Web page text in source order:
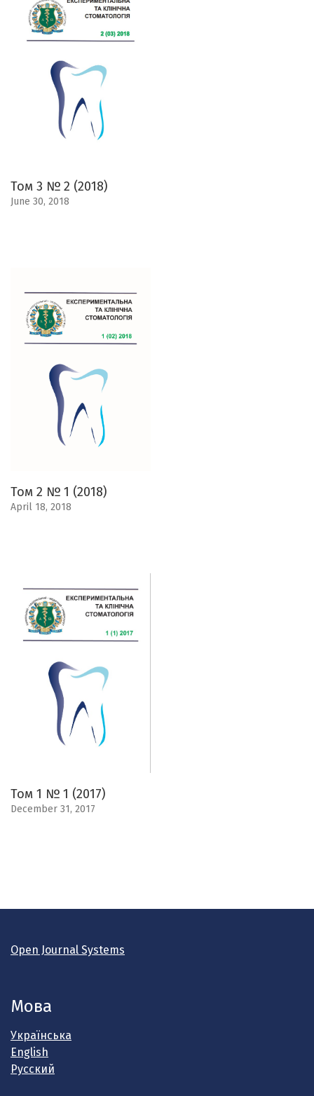
Том 3 № 2 (2018)
June 30, 2018
Том 2 № 1 (2018)
April 18, 2018
Том 1 № 1 (2017)
December 31, 2017
Open Journal Systems
Мова
Українська
English
Русский